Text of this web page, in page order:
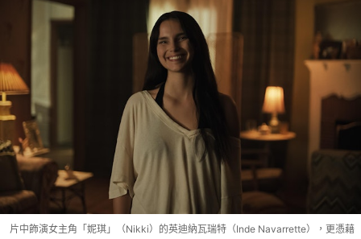
片中飾演女主角「妮琪」（Nikki）的英迪納瓦瑞特（Inde Navarrette），更憑藉